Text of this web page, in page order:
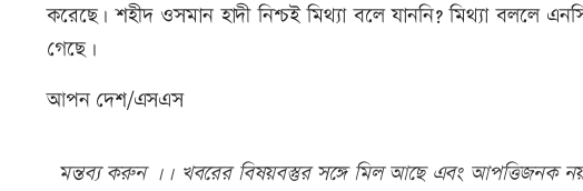
করেছে। শহীদ ওসমান হাদী নিশ্চই মিথ্যা বলে যাননি? মিথ্যা বললে
গেছে।
আপন দেশ/এসএস
মন্তব্য করুন ।। খবরের বিষয়বস্তুর সঙ্গে মিল আছে এবং আপত্তিজনক